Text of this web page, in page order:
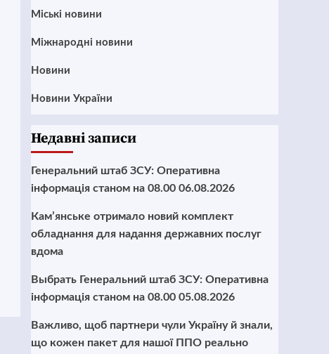
Mіські новини
Міжнародні новини
Новини
Новини України
Недавні записи
Генеральний штаб ЗСУ: Оперативна
інформація станом на 08.00 06.08.2026
Кам’янське отримало новий комплект
обладнання для надання державних послуг
вдома
Выбрать Генеральний штаб ЗСУ: Оперативна
інформація станом на 08.00 05.08.2026
Важливо, щоб партнери чули Україну й знали,
що кожен пакет для нашої ППО реально